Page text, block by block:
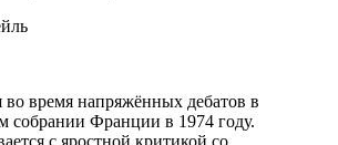
во время напряжённых дебатов в
собрании Франции в 1974 году.